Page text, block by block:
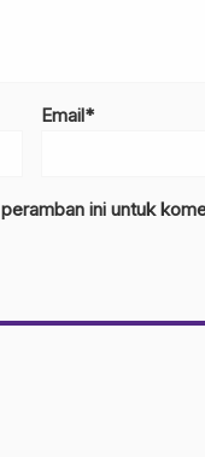
Email*
ini untuk